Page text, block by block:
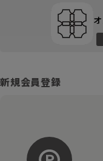
新規会員登録